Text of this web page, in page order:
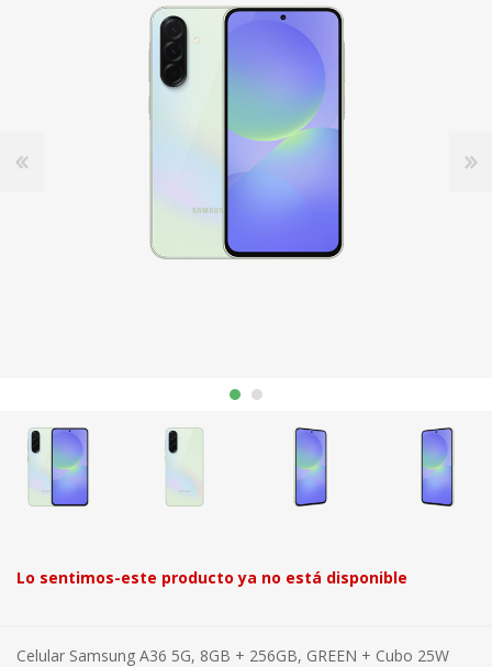
Lo sentimos-este producto ya no está disponible
Celular Samsung A36 5G, 8GB + 256GB, GREEN + Cubo 25W